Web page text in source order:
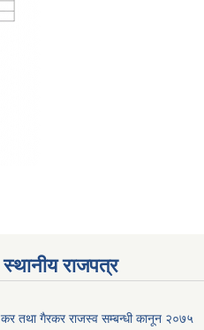
स्थानीय राजपत्र
कर तथा गैरकर राजस्व सम्बन्धी कानून २०७५